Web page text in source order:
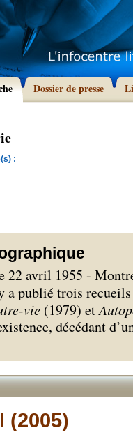
Dossier de presse
:
22 avril 1955 -
a publié trois
vie (1979) et
décédant
(2005)